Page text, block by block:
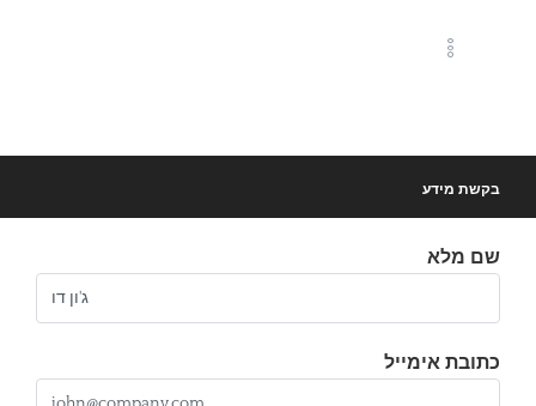
בקשת מידע
שם מלא
כתובת אימייל